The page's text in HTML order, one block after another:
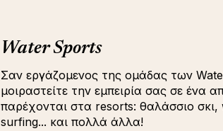
Water Sports
Σαν εργάζομενος της ομάδας των
μοιραστείτε την εμπειρία σας σε
παρέχονται στα resorts: θαλάσσιο σκι,
surfing... και πολλά άλλα!